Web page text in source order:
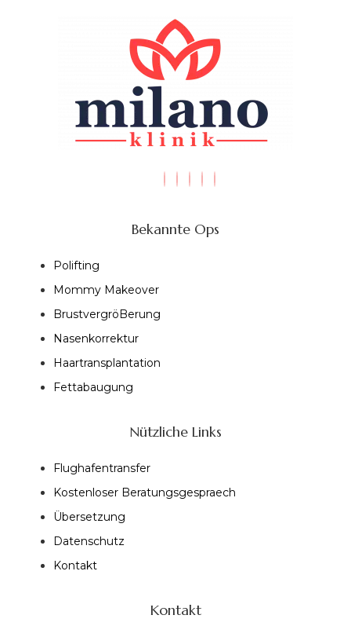
Bekannte Ops
Polifting
Mommy Makeover
BrustvergröBerung
Nasenkorrektur
Haartransplantation
Fettabaugung
Nützliche Links
Flughafentransfer
Kostenloser Beratungsgespraech
Übersetzung
Datenschutz
Kontakt
Kontakt